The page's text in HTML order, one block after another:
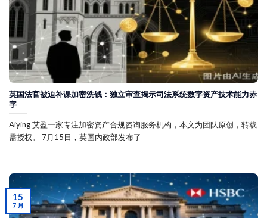
英国法官被迫补课加密洗钱：独立审查揭示司法系统数字资产技术能力赤
字
Aiying 艾盈一家专注加密资产合规咨询服务机构，本文为团队原创，转载
需授权。 7月15日，英国内政部发布了
15
7 月